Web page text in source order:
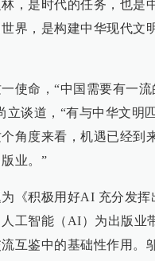
，是时代的任务，也是
界，是构建中华现代文
使命，“中国需要有一
立谈道，“有与中华文明
角度来看，机遇已经到
业。”
《积极用好AI 充分发
工智能（AI）为出版业
互鉴中的基础性作用。